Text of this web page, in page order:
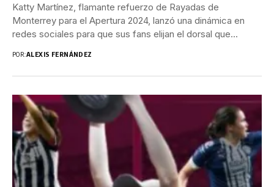
Katty Martínez, flamante refuerzo de Rayadas de
Monterrey para el Apertura 2024, lanzó una dinámica en
redes sociales para que sus fans elijan el dorsal que...
POR:ALEXIS FERNÁNDEZ